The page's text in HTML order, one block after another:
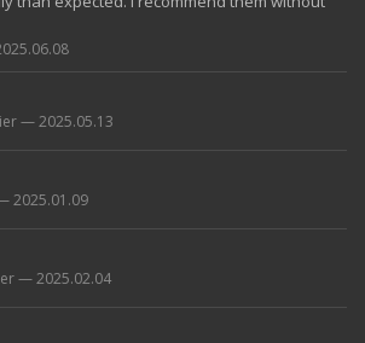
— 2025.05.13
2025.01.09
— 2025.02.04